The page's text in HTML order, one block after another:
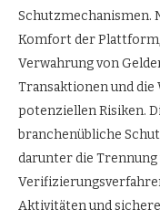
Schutzmechanismen.
Komfort der
Verwahrung von
Transaktionen und die
potenziellen Risiken.
branchenübliche
darunter die Trennung
Aktivitäten und